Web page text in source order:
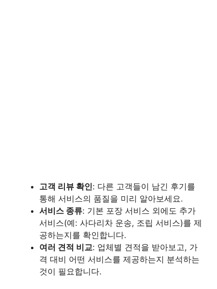
고객 리뷰 확인: 다른 고객들이 남긴 후기를
통해 서비스의 품질을 미리 알아보세요.
서비스 종류: 기본 포장 서비스 외에도 추가
서비스(예: 사다리차 운송, 조립 서비스)를 제
공하는지를 확인합니다.
여러 견적 비교: 업체별 견적을 받아보고, 가
격 대비 어떤 서비스를 제공하는지 분석하는
것이 필요합니다.